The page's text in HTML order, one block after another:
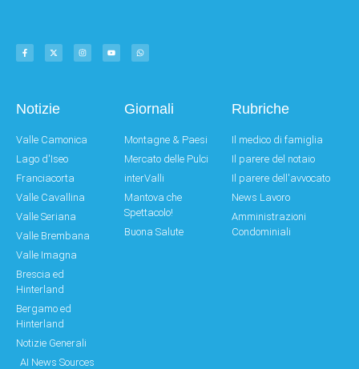
Notizie
Valle Camonica
Lago d'Iseo
Franciacorta
Valle Cavallina
Valle Seriana
Valle Brembana
Valle Imagna
Brescia ed
Hinterland
Bergamo ed
Hinterland
Notizie Generali
AI News Sources
Giornali
Montagne & Paesi
Mercato delle Pulci
interValli
Mantova che
Spettacolo!
Buona Salute
Rubriche
Il medico di famiglia
Il parere del notaio
Il parere dell'avvocato
News Lavoro
Amministrazioni
Condominiali